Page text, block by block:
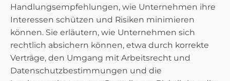
Handlungsempfehlungen, wie Unternehmen ihre
Interessen schützen und Risiken minimieren
können. Sie erläutern, wie Unternehmen sich
rechtlich absichern können, etwa durch korrekte
Verträge, den Umgang mit Arbeitsrecht und
Datenschutzbestimmungen und die